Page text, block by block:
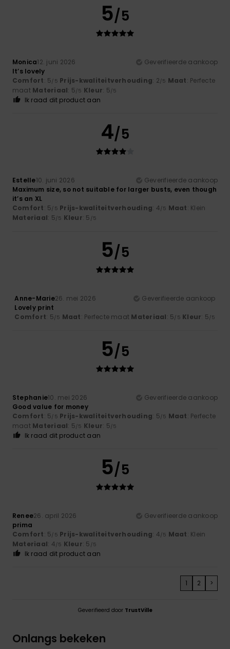
5/5
Monica12. juni 2026
Geverifieerde aankoop
It’s lovely
Comfort: 5/5 Prijs-kwaliteitverhouding: 2/5 Maat: Perfecte
maat Materiaal: 5/5 Kleur: 5/5
Ik raad dit product aan
4/5
Estelle10. juni 2026
Geverifieerde aankoop
Maximum size, so not suitable for larger busts, even though
it’s an XL
Comfort: 5/5 Prijs-kwaliteitverhouding: 4/5 Maat: Klein
Materiaal: 5/5 Kleur: 5 /5
5/5
Anne-Marie26. mei 2026
Geverifieerde aankoop
Lovely print
Comfort: 5/5 Maat: Perfecte maat Materiaal: 5/5 Kleur: 5/5
5/5
Stephanie10. mei 2026
Geverifieerde aankoop
Good value for money
Comfort: 5/5 Prijs-kwaliteitverhouding: 5/5 Maat: Perfecte
maat Materiaal: 5/5 Kleur: 5/5
Ik raad dit product aan
5/5
Renee26. april 2026
Geverifieerde aankoop
prima
Comfort: 5/5 Prijs-kwaliteitverhouding: 4/5 Maat: Klein
Materiaal: 4/5 Kleur: 5 /5
Ik raad dit product aan
1 2 >
Geverifieerd door TrustVille
Onlangs bekeken